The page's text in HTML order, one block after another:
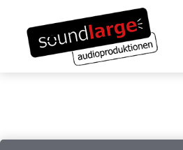
überspringen
Inhalt
springen